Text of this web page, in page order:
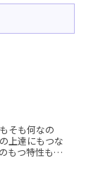
そも何なの
上達にもつな
もつ特性もあ